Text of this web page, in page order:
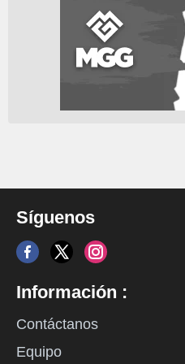
Síguenos
Información :
Contáctanos
Equipo